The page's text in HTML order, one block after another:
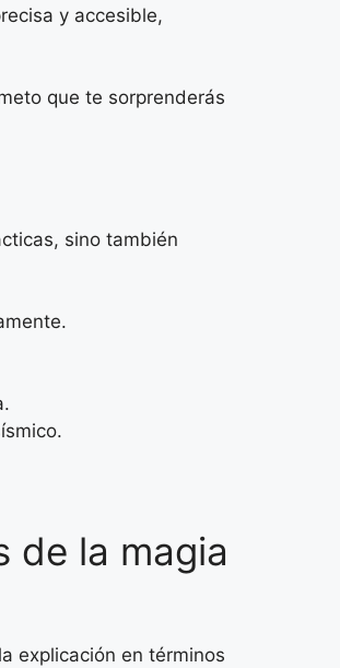
y accesible,
que te sorprenderás
sino también
de la magia
explicación en términos